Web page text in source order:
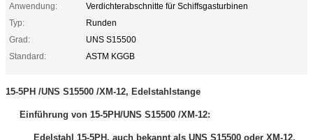
Anwendung:
Verdichterabschnitte für Schiffsgasturbinen
Typ:
Runden
Grad:
UNS S15500
Standard:
ASTM KGGB
15-5PH /UNS S15500 /XM-12, Edelstahlstange
Einführung von 15-5PH/UNS S15500 /XM-12:
Edelstahl 15-5PH, auch bekannt als UNS S15500 oder XM-12,